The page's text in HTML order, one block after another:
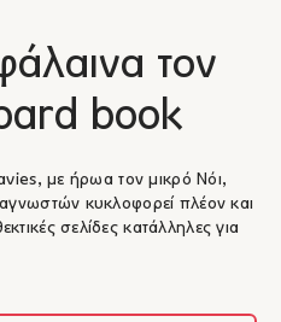
τον
book
με ήρωα τον μικρό Νόι,
κυκλοφορεί πλέον και
σελίδες κατάλληλες για